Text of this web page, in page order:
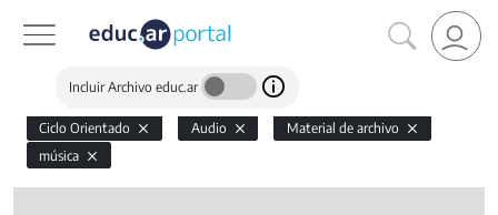
Incluir Archivo educ.ar
Ciclo Orientado Audio
Material de archivo
música